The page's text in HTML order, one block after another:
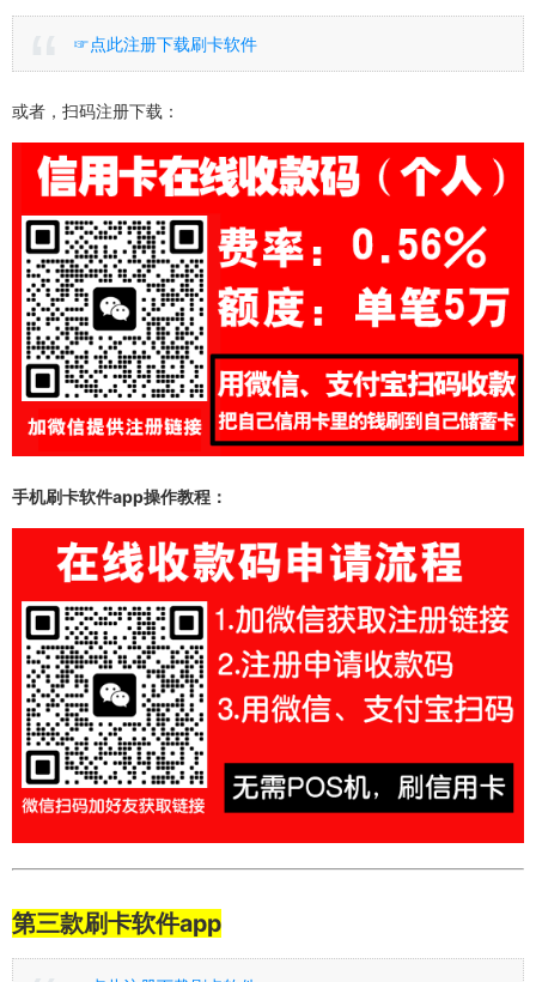
☞点此注册下载刷卡软件
或者，扫码注册下载：
手机刷卡软件app操作教程：
第三款刷卡软件app